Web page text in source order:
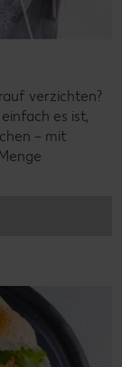
verzichten?
es ist,
– mit